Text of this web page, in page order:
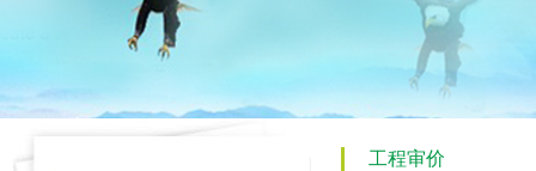
工程审价